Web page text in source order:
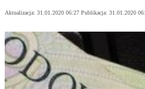
Aktualizacja: 31.01.2020 06:27 Publikacja: 31.01.2020